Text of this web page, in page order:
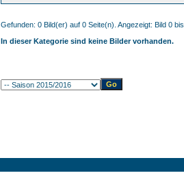
Gefunden: 0 Bild(er) auf 0 Seite(n). Angezeigt: Bild 0
In dieser Kategorie sind keine Bilder vorhanden.